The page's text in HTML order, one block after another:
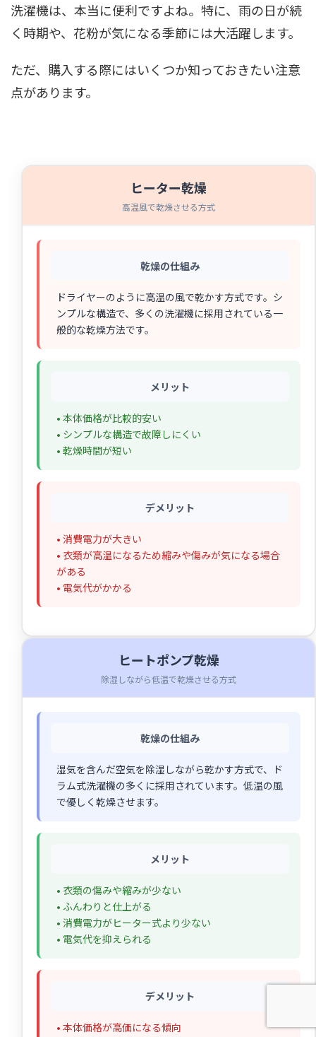
洗濯機は、本当に便利ですよね。特に、雨の日が続
く時期や、花粉が気になる季節には大活躍します。
ただ、購入する際にはいくつか知っておきたい注意
点があります。
ヒーター乾燥
高温風で乾燥させる方式
乾燥の仕組み
ドライヤーのように高温の風で乾かす方式です。シ
ンプルな構造で、多くの洗濯機に採用されている一
般的な乾燥方法です。
メリット
• 本体価格が比較的安い
• シンプルな構造で故障しにくい
• 乾燥時間が短い
デメリット
• 消費電力が大きい
• 衣類が高温になるため縮みや傷みが気になる場合
がある
• 電気代がかかる
ヒートポンプ乾燥
除湿しながら低温で乾燥させる方式
乾燥の仕組み
湿気を含んだ空気を除湿しながら乾かす方式で、ド
ラム式洗濯機の多くに採用されています。低温の風
で優しく乾燥させます。
メリット
• 衣類の傷みや縮みが少ない
• ふんわりと仕上がる
• 消費電力がヒーター式より少ない
• 電気代を抑えられる
デメリット
• 本体価格が高価になる傾向